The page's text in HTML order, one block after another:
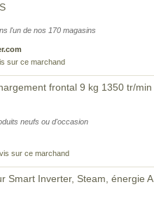
l'un de nos 170 magasins
sur ce marchand
frontal 9 kg 1350 tr/min
neufs ou d'occasion
sur ce marchand
Smart Inverter, Steam, énergie